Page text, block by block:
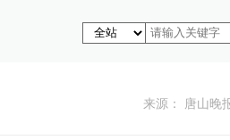
来源： 唐山晚